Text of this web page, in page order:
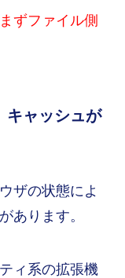
ずファイル側
キャッシュが
ザの状態によ
あります。
ィ系の拡張機